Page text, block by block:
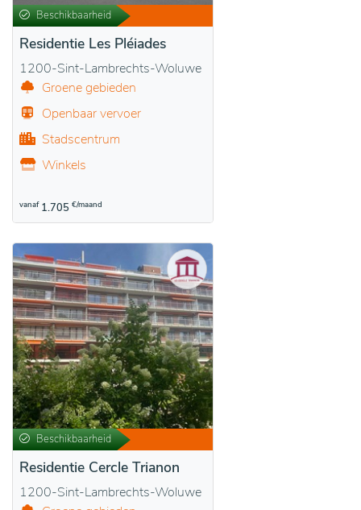
Beschikbaarheid
Residentie Les Pléiades
1200-Sint-Lambrechts-Woluwe
Groene gebieden
Openbaar vervoer
Stadscentrum
Winkels
vanaf 1.705 €/maand
Beschikbaarheid
Residentie Cercle Trianon
1200-Sint-Lambrechts-Woluwe